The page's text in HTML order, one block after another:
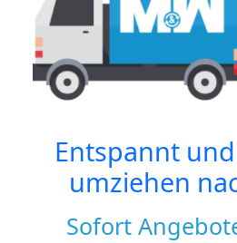
Entspannt
umziehen
Sofort